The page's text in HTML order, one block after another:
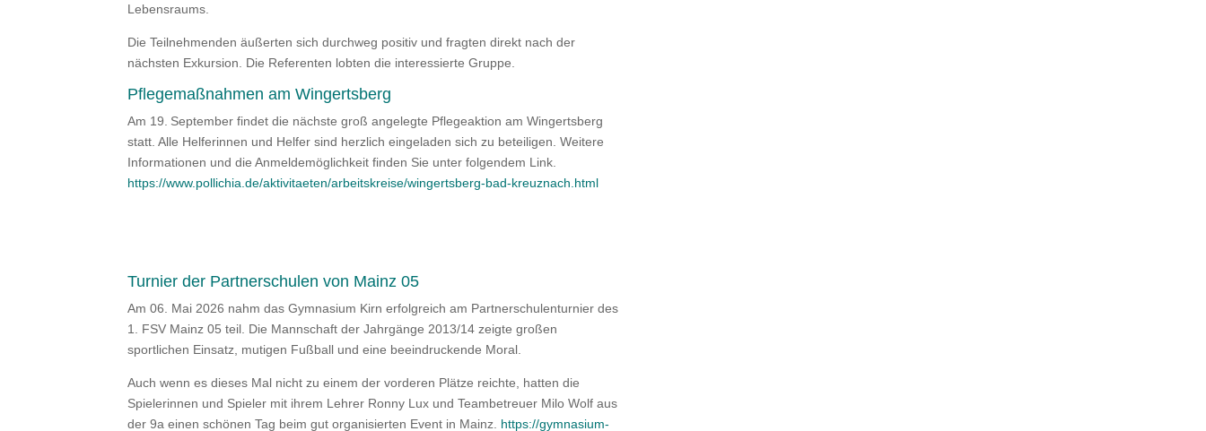
Lebensraums.
Die Teilnehmenden äußerten sich durchweg positiv und fragten direkt nach der
nächsten Exkursion. Die Referenten lobten die interessierte Gruppe.
Pflegemaßnahmen am Wingertsberg
Am 19. September findet die nächste groß angelegte Pflegeaktion am Wingertsberg
statt. Alle Helferinnen und Helfer sind herzlich eingeladen sich zu beteiligen. Weitere
Informationen und die Anmeldemöglichkeit finden Sie unter folgendem Link.
https://www.pollichia.de/aktivitaeten/arbeitskreise/wingertsberg-bad-kreuznach.html
Turnier der Partnerschulen von Mainz 05
Am 06. Mai 2026 nahm das Gymnasium Kirn erfolgreich am Partnerschulenturnier des
1. FSV Mainz 05 teil. Die Mannschaft der Jahrgänge 2013/14 zeigte großen
sportlichen Einsatz, mutigen Fußball und eine beeindruckende Moral.
Auch wenn es dieses Mal nicht zu einem der vorderen Plätze reichte, hatten die
Spielerinnen und Spieler mit ihrem Lehrer Ronny Lux und Teambetreuer Milo Wolf aus
der 9a einen schönen Tag beim gut organisierten Event in Mainz. https://gymnasium-